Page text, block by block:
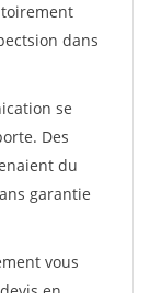
dans
se
Des
du
garantie
vous